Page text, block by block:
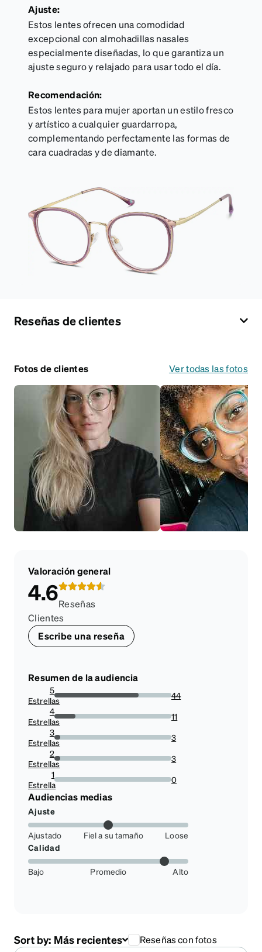
Ajuste:
Estos lentes ofrecen una comodidad
excepcional con almohadillas nasales
especialmente diseñadas, lo que garantiza un
ajuste seguro y relajado para usar todo el día.
Recomendación:
Estos lentes para mujer aportan un estilo fresco
y artístico a cualquier guardarropa,
complementando perfectamente las formas de
cara cuadradas y de diamante.
Reseñas de clientes
Fotos de clientes Ver todas las fotos
Valoración general
4.6Reseñas
Clientes
Escribe una reseña
Resumen de la audiencia
5
Estrellas72.1311475409836%
44
4
Estrellas18.0327868852459%
11
3
Estrellas4.918032786885246%
3
2
Estrellas4.918032786885246%
3
1
Estrella0%
0
Audiencias medias
Ajuste
Ajustado Fiel a su tamaño
Loose
Calidad
Bajo Promedio Alto
Sort by: Más recientes Reseñas con fotos